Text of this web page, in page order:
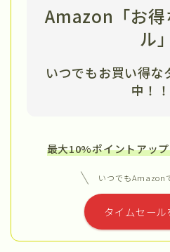
Amazon「お得
ル」
いつでもお買い得な
中 ！
最大10%ポイントアッ
いつでもAmazon
タイムセール